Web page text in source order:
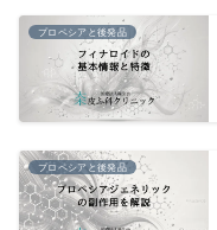
プロペシアと後発品
プロペシアと後発品